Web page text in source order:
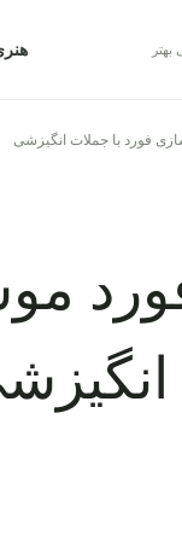
فورد با جملات انگیزشی